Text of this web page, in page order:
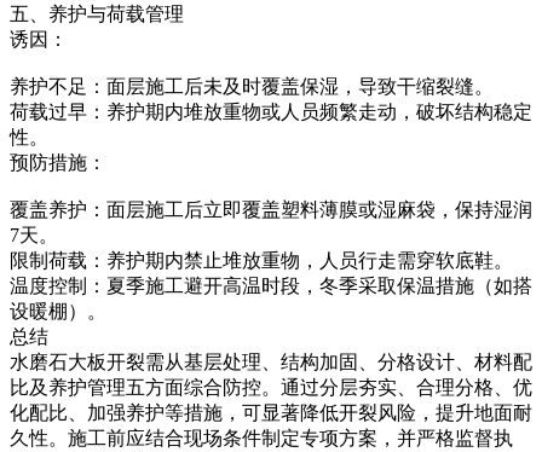
五、养护与荷载管理
诱因：
养护不足：面层施工后未及时覆盖保湿，导致干缩裂缝。
荷载过早：养护期内堆放重物或人员频繁走动，破坏结构稳定
性。
预防措施：
覆盖养护：面层施工后立即覆盖塑料薄膜或湿麻袋，保持湿润
7天。
限制荷载：养护期内禁止堆放重物，人员行走需穿软底鞋。
温度控制：夏季施工避开高温时段，冬季采取保温措施（如搭
设暖棚）。
总结
水磨石大板开裂需从基层处理、结构加固、分格设计、材料配
比及养护管理五方面综合防控。通过分层夯实、合理分格、优
化配比、加强养护等措施，可显著降低开裂风险，提升地面耐
久性。施工前应结合现场条件制定专项方案，并严格监督执